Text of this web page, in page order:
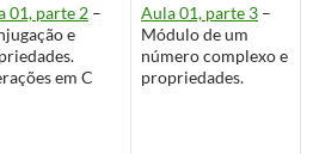
01, parte 2 –
e
em C
Aula 01, parte 3 –
Módulo de um
número complexo e
propriedades.